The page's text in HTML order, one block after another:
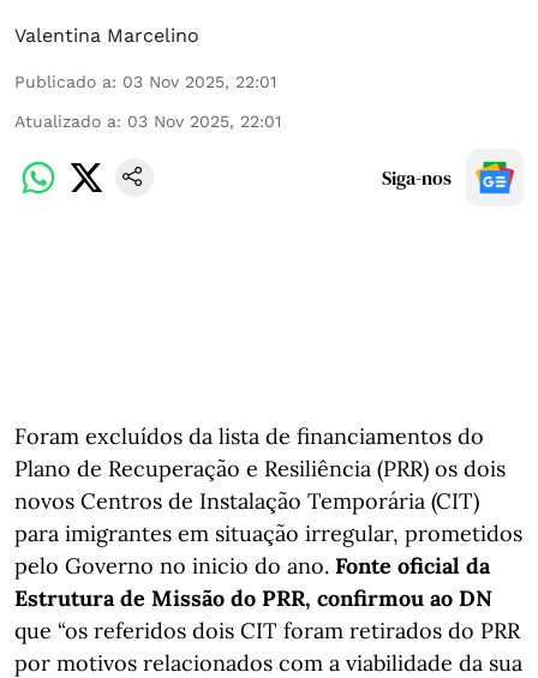
Valentina Marcelino
Publicado a: 03 Nov 2025, 22:01
Atualizado a: 03 Nov 2025, 22:01
Siga-nos
Foram excluídos da lista de financiamentos do
Plano de Recuperação e Resiliência (PRR) os dois
novos Centros de Instalação Temporária (CIT)
para imigrantes em situação irregular, prometidos
pelo Governo no inicio do ano. Fonte oficial da
Estrutura de Missão do PRR, confirmou ao DN
que “os referidos dois CIT foram retirados do PRR
por motivos relacionados com a viabilidade da sua